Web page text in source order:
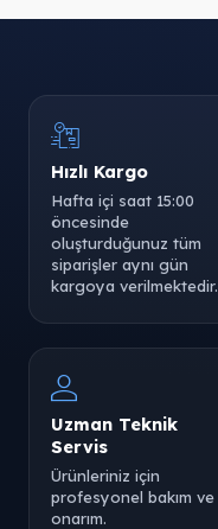
Hızlı Kargo
Hafta içi saat 15:00
öncesinde
oluşturduğunuz tüm
siparişler aynı gün
kargoya verilmektedir.
Uzman Teknik
Servis
Ürünleriniz için
profesyonel bakım ve
onarım.